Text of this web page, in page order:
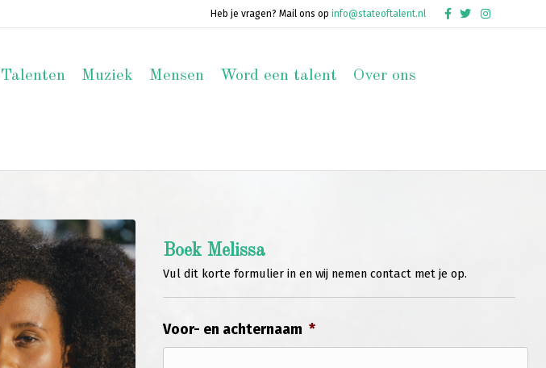
Heb je vragen? Mail ons op info@stateoftalent.nl Facebook
TwitterInstagram
Talenten Muziek Mensen Word een talent Over ons
Boek Melissa
Vul dit korte formulier in en wij nemen contact met je op.
Voor- en achternaam *